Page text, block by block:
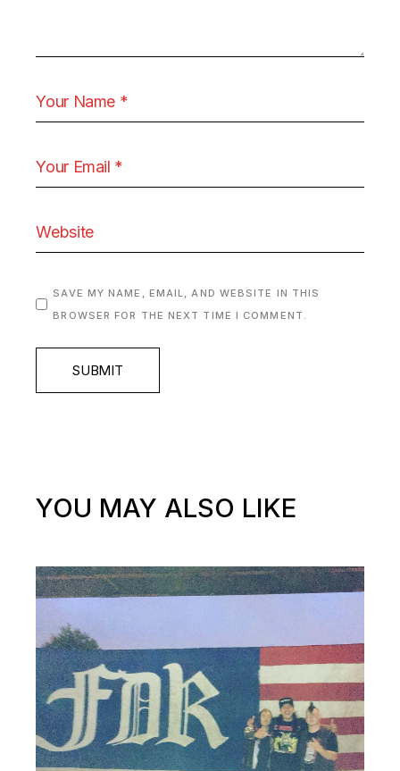
SAVE MY NAME, EMAIL, AND WEBSITE IN THIS
BROWSER FOR THE NEXT TIME I COMMENT.
SUBMIT
YOU MAY ALSO LIKE